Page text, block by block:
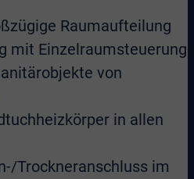
Raumaufteilung
mit Einzelraumsteuerung
von
in allen
Trockneranschluss im